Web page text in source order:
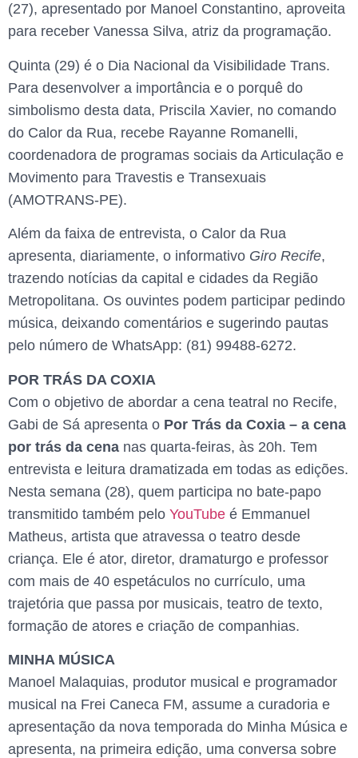
(27), apresentado por Manoel Constantino, aproveita
para receber Vanessa Silva, atriz da programação.
Quinta (29) é o Dia Nacional da Visibilidade Trans.
Para desenvolver a importância e o porquê do
simbolismo desta data, Priscila Xavier, no comando
do Calor da Rua, recebe Rayanne Romanelli,
coordenadora de programas sociais da Articulação e
Movimento para Travestis e Transexuais
(AMOTRANS-PE).
Além da faixa de entrevista, o Calor da Rua
apresenta, diariamente, o informativo Giro Recife,
trazendo notícias da capital e cidades da Região
Metropolitana. Os ouvintes podem participar pedindo
música, deixando comentários e sugerindo pautas
pelo número de WhatsApp: (81) 99488-6272.
POR TRÁS DA COXIA
Com o objetivo de abordar a cena teatral no Recife,
Gabi de Sá apresenta o Por Trás da Coxia – a cena
por trás da cena nas quarta-feiras, às 20h. Tem
entrevista e leitura dramatizada em todas as edições.
Nesta semana (28), quem participa no bate-papo
transmitido também pelo YouTube é Emmanuel
Matheus, artista que atravessa o teatro desde
criança. Ele é ator, diretor, dramaturgo e professor
com mais de 40 espetáculos no currículo, uma
trajetória que passa por musicais, teatro de texto,
formação de atores e criação de companhias.
MINHA MÚSICA
Manoel Malaquias, produtor musical e programador
musical na Frei Caneca FM, assume a curadoria e
apresentação da nova temporada do Minha Música e
apresenta, na primeira edição, uma conversa sobre